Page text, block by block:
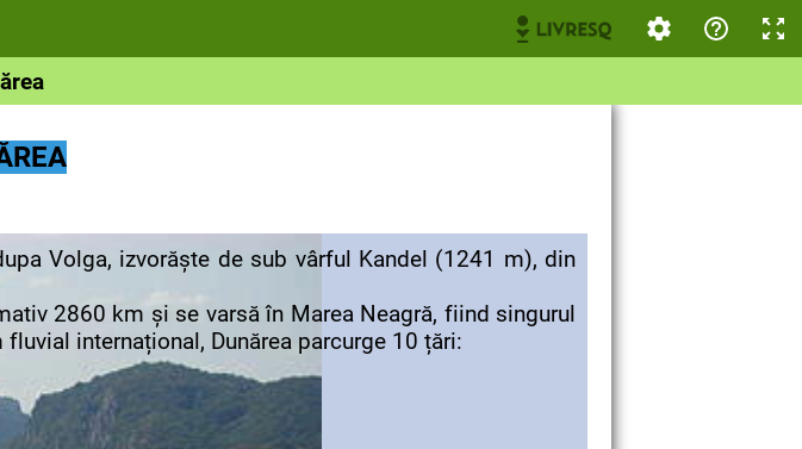
Volga, izvorăște de sub vârful Kandel (1241 m), din
2860 km și se varsă în Marea Neagră, fiind singurul
internațional, Dunărea parcurge 10 țări: